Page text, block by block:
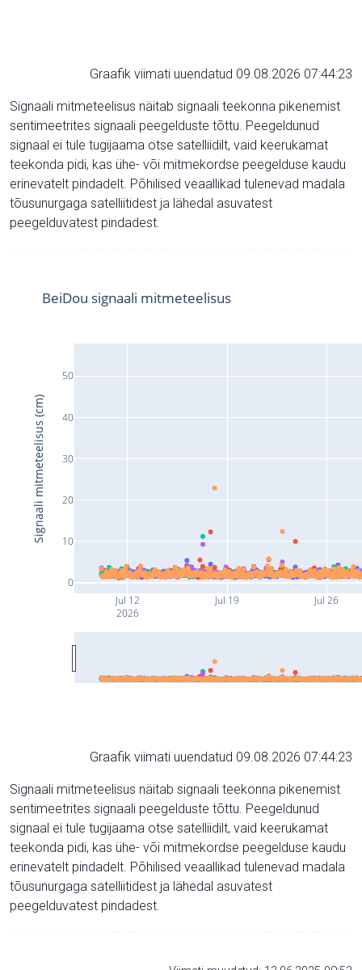
Graafik viimati uuendatud 09.08.2026 07:44:23
Signaali mitmeteelisus näitab signaali teekonna pikenemist
sentimeetrites signaali peegelduste tõttu. Peegeldunud
signaal ei tule tugijaama otse satelliidilt, vaid keerukamat
teekonda pidi, kas ühe- või mitmekordse peegelduse kaudu
erinevatelt pindadelt. Põhilised veaallikad tulenevad madala
tõusunurgaga satelliitidest ja lähedal asuvatest
peegelduvatest pindadest.
Jul 12
2026
Jul 19 Jul 26
0
10
20
30
40
50
BeiDou signaali mitmeteelisus
Signaali mitmeteelisus (cm)
Graafik viimati uuendatud 09.08.2026 07:44:23
Signaali mitmeteelisus näitab signaali teekonna pikenemist
sentimeetrites signaali peegelduste tõttu. Peegeldunud
signaal ei tule tugijaama otse satelliidilt, vaid keerukamat
teekonda pidi, kas ühe- või mitmekordse peegelduse kaudu
erinevatelt pindadelt. Põhilised veaallikad tulenevad madala
tõusunurgaga satelliitidest ja lähedal asuvatest
peegelduvatest pindadest.